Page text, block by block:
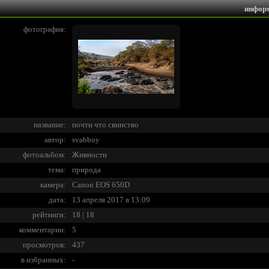
фотография:
название:
почти что свинство
автор:
svabboy
фотоальбом:
Живности
тема:
природа
камера:
Canon EOS 650D
дата:
13 апреля 2017 в 13:09
рейтинги:
18 | 18
комментарии:
5
просмотров:
437
в избранных:
-